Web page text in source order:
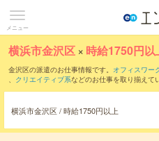
メニュー
横浜市金沢区 × 時給1750円以
金沢区の派遣のお仕事情報です。 オフィスワー
、 クリエイティブ系などのお仕事を取り揃えて
横浜市金沢区 / 時給1750円以上